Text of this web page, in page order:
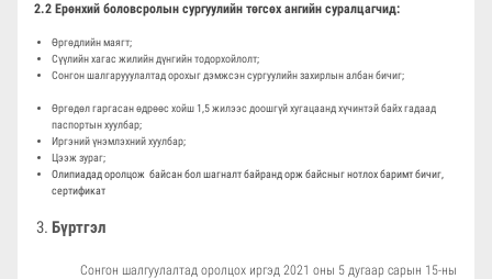
2.2 Ерөнхий боловсролын сургуулийн төгсөх ангийн суралцагчид:
Өргөдлийн маягт;
Сүүлийн хагас жилийн дүнгийн тодорхойлолт;
Сонгон шалгарууулалтад орохыг дэмжсэн сургуулийн захирлын албан бичиг;
Өргөдөл гаргасан өдрөөс хойш 1,5 жилээс доошгүй хугацаанд хүчинтэй байх гадаад
паспортын хуулбар;
Иргэний үнэмлэхний хуулбар;
Цээж зураг;
Олипиадад оролцож байсан бол шагналт байранд орж байсныг нотлох баримт бичиг,
сертификат
Бүртгэл
Сонгон шалгуулалтад оролцох иргэд 2021 оны 5 дугаар сарын 15-ны